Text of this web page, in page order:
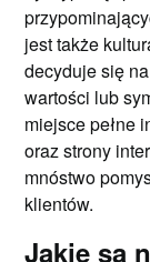
jest także
decyduje się
wartości lub
miejsce pełne
oraz strony
mnóstwo
klientów.
Jakie są